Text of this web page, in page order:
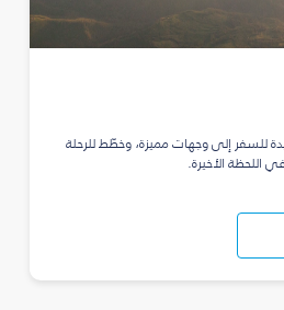
للسفر إلى وجهات مميزة، وخطّط للرحلة
اللحظة الأخيرة.